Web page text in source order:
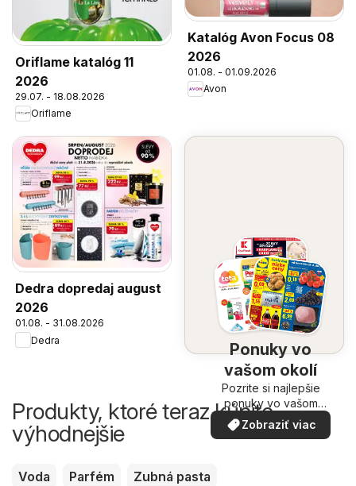
Oriflame katalóg 11
2026
29.07. - 18.08.2026
Oriflame
Katalóg Avon Focus 08
2026
01.08. - 01.09.2026
Avon
Dedra dopredaj august
2026
01.08. - 31.08.2026
Dedra
Ponuky vo
vašom okolí
Pozrite si najlepšie
ponuky vo vašom
okolí
Zobraziť viac
Produkty, ktoré teraz kúpite
výhodnejšie
Voda Parfém Zubná pasta